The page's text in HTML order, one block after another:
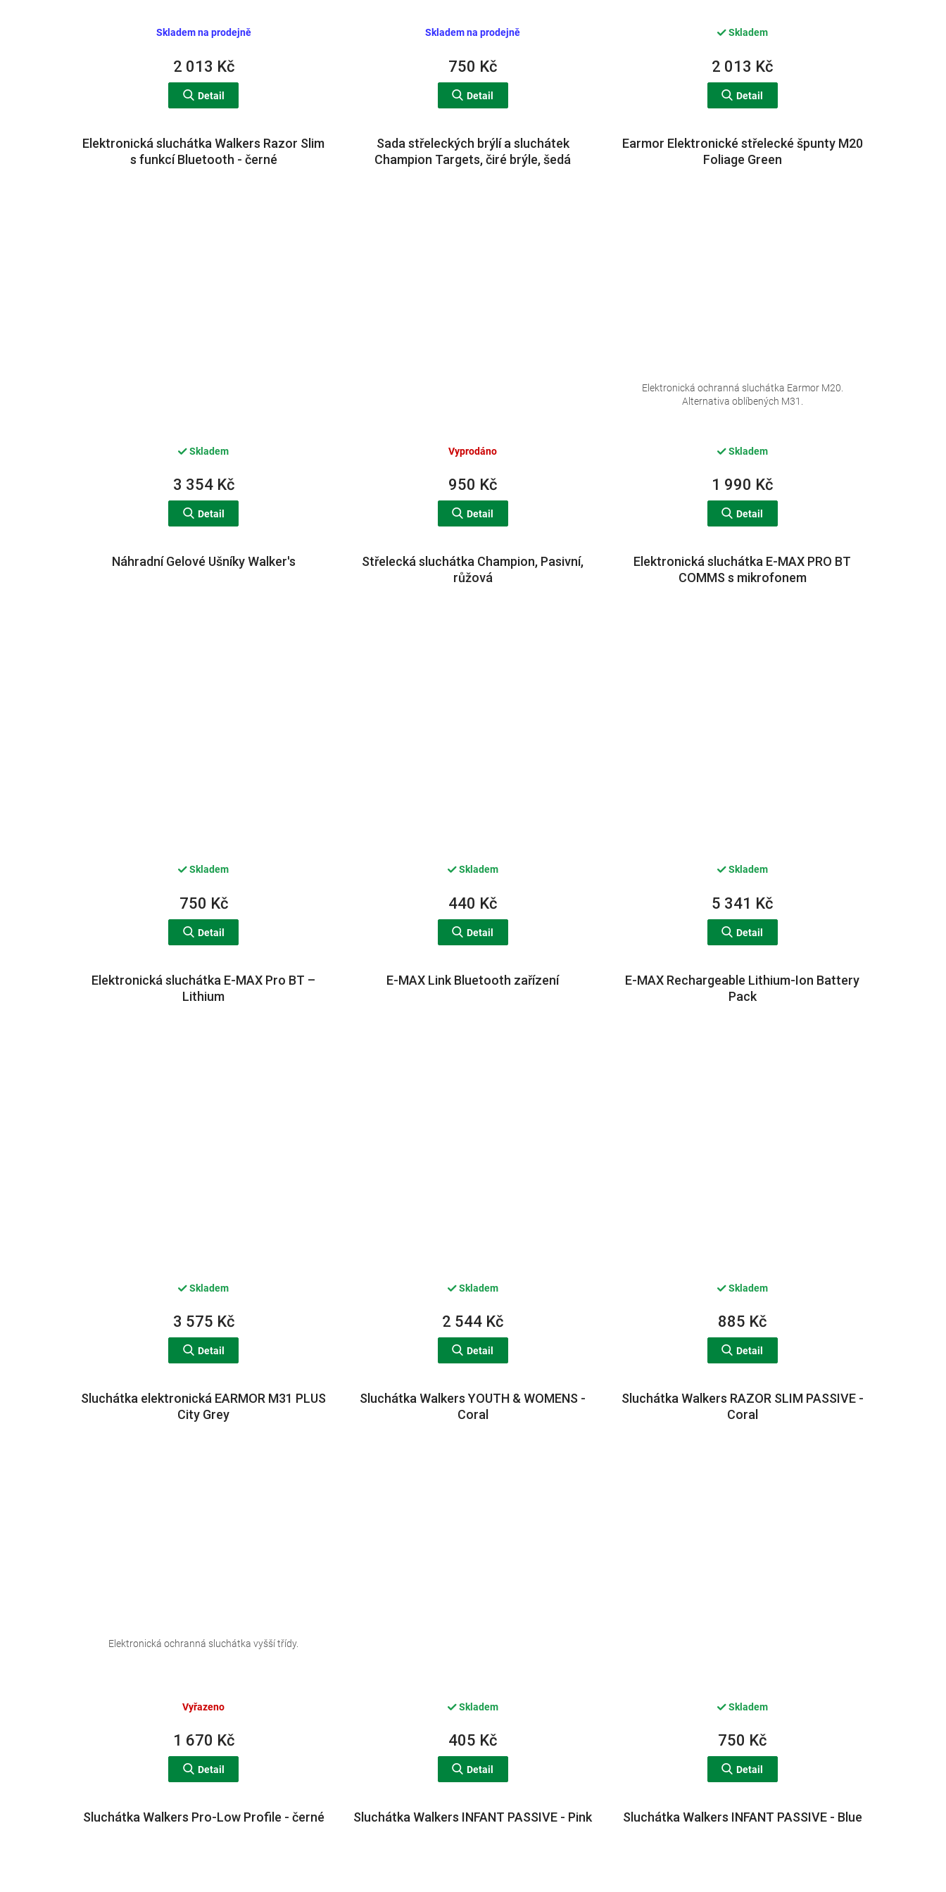
Skladem na prodejně
2 013 Kč
Detail
Skladem na prodejně
750 Kč
Detail
Skladem
2 013 Kč
Detail
Elektronická sluchátka Walkers Razor Slim
s funkcí Bluetooth - černé
Skladem
3 354 Kč
Detail
Sada střeleckých brýlí a sluchátek
Champion Targets, čiré brýle, šedá
Vyprodáno
950 Kč
Detail
Earmor Elektronické střelecké špunty M20
Foliage Green
Skladem
1 990 Kč
Detail
Elektronická ochranná sluchátka Earmor M20.
Alternativa oblíbených M31.
Náhradní Gelové Ušníky Walker's
Skladem
750 Kč
Detail
Střelecká sluchátka Champion, Pasivní,
růžová
Skladem
440 Kč
Detail
Elektronická sluchátka E-MAX PRO BT
COMMS s mikrofonem
Skladem
5 341 Kč
Detail
Elektronická sluchátka E-MAX Pro BT –
Lithium
Skladem
3 575 Kč
Detail
E-MAX Link Bluetooth zařízení
Skladem
2 544 Kč
Detail
E-MAX Rechargeable Lithium-Ion Battery
Pack
Skladem
885 Kč
Detail
Sluchátka elektronická EARMOR M31 PLUS
City Grey
Vyřazeno
1 670 Kč
Detail
Elektronická ochranná sluchátka vyšší třídy.
Sluchátka Walkers YOUTH & WOMENS -
Coral
Skladem
405 Kč
Detail
Sluchátka Walkers RAZOR SLIM PASSIVE -
Coral
Skladem
750 Kč
Detail
Sluchátka Walkers Pro-Low Profile - černé Sluchátka Walkers INFANT PASSIVE - Pink Sluchátka Walkers INFANT PASSIVE - Blue